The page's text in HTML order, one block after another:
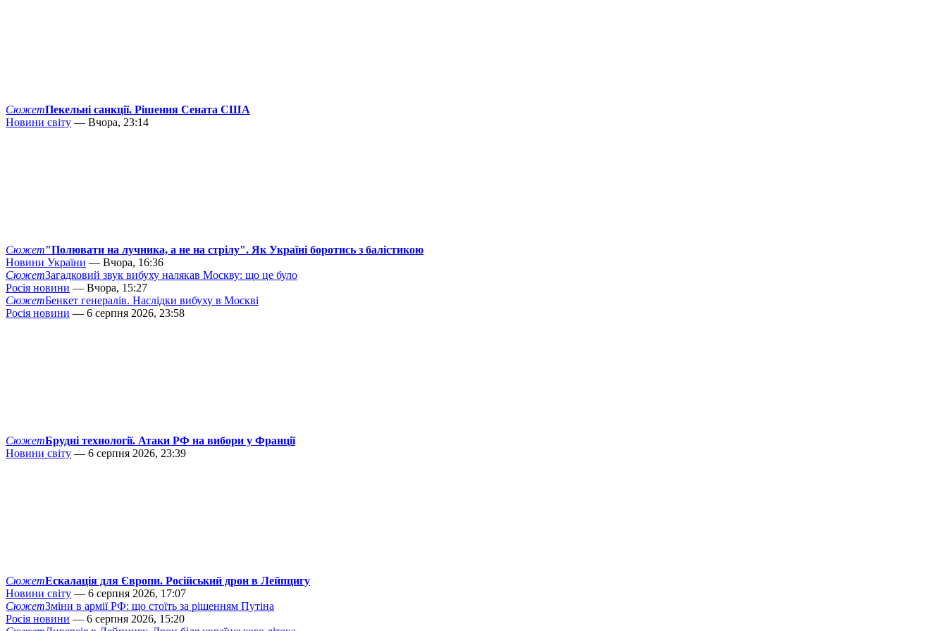
СюжетПекельні санкції. Рішення Сената США
Новини світу — Вчора, 23:14
Сюжет"Полювати на лучника, а не на стрілу". Як Україні боротись з балістикою
Новини України — Вчора, 16:36
СюжетЗагадковий звук вибуху налякав Москву: що це було
Росія новини — Вчора, 15:27
СюжетБенкет генералів. Наслідки вибуху в Москві
Росія новини — 6 серпня 2026, 23:58
СюжетБрудні технології. Атаки РФ на вибори у Франції
Новини світу — 6 серпня 2026, 23:39
СюжетЕскалація для Європи. Російський дрон в Лейпцигу
Новини світу — 6 серпня 2026, 17:07
СюжетЗміни в армії РФ: що стоїть за рішенням Путіна
Росія новини — 6 серпня 2026, 15:20